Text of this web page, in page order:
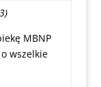
MBNP
wszelkie